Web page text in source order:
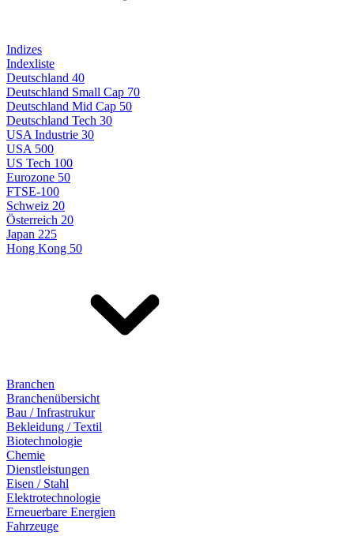
Indizes
Indexliste
Deutschland 40
Deutschland Small Cap 70
Deutschland Mid Cap 50
Deutschland Tech 30
USA Industrie 30
USA 500
US Tech 100
Eurozone 50
FTSE-100
Schweiz 20
Österreich 20
Japan 225
Hong Kong 50
Branchen
Branchenübersicht
Bau / Infrastrukur
Bekleidung / Textil
Biotechnologie
Chemie
Dienstleistungen
Eisen / Stahl
Elektrotechnologie
Erneuerbare Energien
Fahrzeuge